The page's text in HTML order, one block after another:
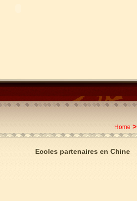
Home >
Ecoles partenaires en Chine